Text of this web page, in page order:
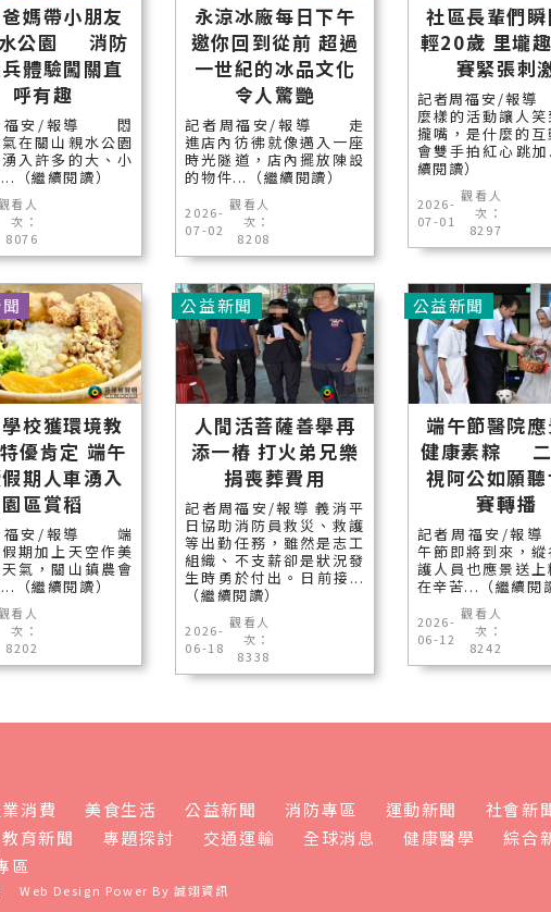
媽帶小朋友
公園 消防
體驗闖關直
呼有趣
福安/報導 悶
在關山親水公園
入許多的大、小
（繼續閱讀）
看人
次：
8076
永涼冰廠每日下午
邀你回到從前 超過
一世紀的冰品文化
令人驚艷
記者周福安/報導 走
進店內彷彿就像邁入一座
時光隧道，店內擺放陳設
的物件...（繼續閱讀）
2026-
07-02
觀看人
次：
8208
社區長輩們瞬
輕20歲 里壠
賽緊張刺
記者周福安/報
麼樣的活動讓人笑
攏嘴，是什麼的互
會雙手拍紅心跳
續閱讀）
2026-
07-01
觀看人
次：
8297
校獲環境教
優肯定 端午
期人車湧入
園區賞稻
福安/報導 端
期加上天空作美
氣，關山鎮農會
...（繼續閱讀）
看人
次：
8202
人間活菩薩善舉再
添一樁 打火弟兄樂
捐喪葬費用
記者周福安/報導 義消平
日協助消防員救災、救護
等出勤任務，雖然是志工
組織、不支薪卻是狀況發
生時勇於付出。日前接...
（繼續閱讀）
2026-
06-18
觀看人
次：
8338
公益新聞
端午節醫院
健康素粽 二
視阿公如願聽
賽轉播
記者周福安/
午節即將到來，縱
護人員也應景送上
在辛苦...（繼續閱
2026-
06-12
觀看人
次：
8242
公益新聞
消費 美食生活 公益新聞 消防專區 運動新聞
社會新
教育新聞 專題探討 交通運輸 全球消息 健康醫學
綜合
區
Web Design Power By誠翊資訊